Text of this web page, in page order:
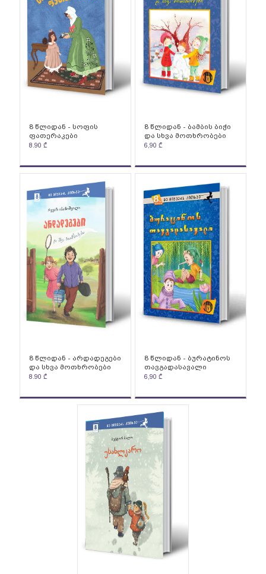
8 წლიდან - სოფის
ფათერაკები
8.90 ₾
8 წლიდან - ბამბის ბიჭი
და სხვა მოთხრობები
6,90 ₾
8 წლიდან - არდადეგები
და სხვა მოთხრობები
8.90 ₾
8 წლიდან - ბურატინოს
თავგადასავალი
6,90 ₾